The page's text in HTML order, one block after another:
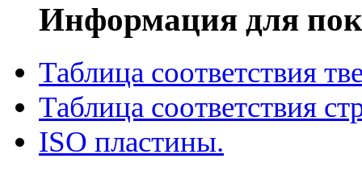
Информация для
Таблица соответствия
Таблица соответствия
ISO пластины.